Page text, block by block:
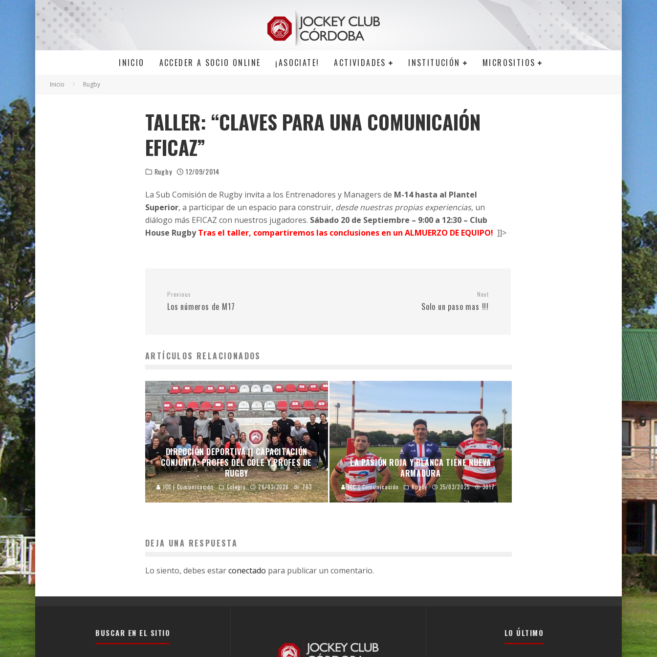
INICIO ACCEDER A SOCIO ONLINE ¡ASOCIATE! ACTIVIDADES INSTITUCIÓN MICROSITIOS
Inicio Rugby
TALLER: “CLAVES PARA UNA COMUNICAIÓN
EFICAZ”
Rugby 12/09/2014
La Sub Comisión de Rugby invita a los Entrenadores y Managers de M-14 hasta al Plantel
Superior, a participar de un espacio para construir, desde nuestras propias experiencias, un
diálogo más EFICAZ con nuestros jugadores. Sábado 20 de Septiembre – 9:00 a 12:30 – Club
House Rugby Tras el taller, compartiremos las conclusiones en un ALMUERZO DE EQUIPO! ]]>
Previous
Los números de M17
Next
Solo un paso mas !!!
ARTÍCULOS RELACIONADOS
DIRECCIÓN DEPORTIVA || CAPACITACIÓN
CONJUNTA: PROFES DEL COLE Y PROFES DE
RUGBY
JCC | Comunicación Colegio 26/03/2026 763
LA PASIÓN ROJA Y BLANCA TIENE NUEVA
ARMADURA
JCC | Comunicación Rugby 25/03/2025 3017
DEJA UNA RESPUESTA
Lo siento, debes estarconectado para publicar un comentario.
BUSCAR EN EL SITIO LO ÚLTIMO